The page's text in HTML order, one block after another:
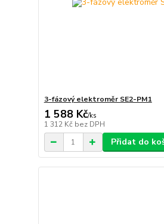
3-fázový elektroměr SE2-PM1
1 588 Kč/ks
1 312 Kč bez DPH
Přidat do